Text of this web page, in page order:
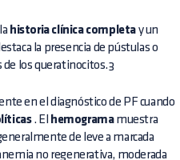
historia clínica completa y un
la presencia de pústulas o
de los queratinocitos.3
en el diagnóstico de PF cuando
. El hemogramamuestra
de leve a marcada
no regenerativa, moderada